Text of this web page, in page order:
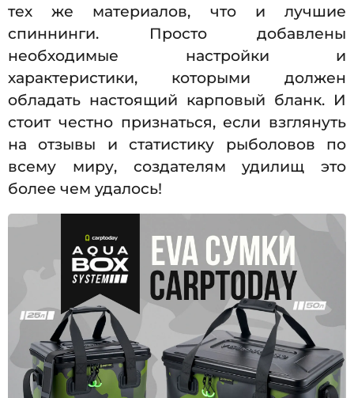
тех же материалов, что и лучшие
спиннинги. Просто добавлены
необходимые настройки и
характеристики, которыми должен
обладать настоящий карповый бланк. И
стоит честно признаться, если взглянуть
на отзывы и статистику рыболовов по
всему миру, создателям удилищ это
более чем удалось!